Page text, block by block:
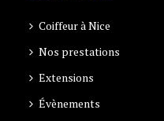
Coiffeur à Nice
Nos prestations
Extensions
Évènements